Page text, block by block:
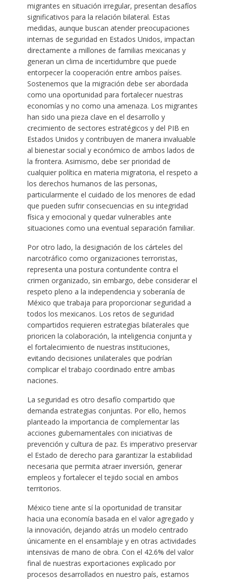
migrantes en situación irregular, presentan desafíos
significativos para la relación bilateral. Estas
medidas, aunque buscan atender preocupaciones
internas de seguridad en Estados Unidos, impactan
directamente a millones de familias mexicanas y
generan un clima de incertidumbre que puede
entorpecer la cooperación entre ambos países.
Sostenemos que la migración debe ser abordada
como una oportunidad para fortalecer nuestras
economías y no como una amenaza. Los migrantes
han sido una pieza clave en el desarrollo y
crecimiento de sectores estratégicos y del PIB en
Estados Unidos y contribuyen de manera invaluable
al bienestar social y económico de ambos lados de
la frontera. Asimismo, debe ser prioridad de
cualquier política en materia migratoria, el respeto a
los derechos humanos de las personas,
particularmente el cuidado de los menores de edad
que pueden sufrir consecuencias en su integridad
física y emocional y quedar vulnerables ante
situaciones como una eventual separación familiar.
Por otro lado, la designación de los cárteles del
narcotráfico como organizaciones terroristas,
representa una postura contundente contra el
crimen organizado, sin embargo, debe considerar el
respeto pleno a la independencia y soberanía de
México que trabaja para proporcionar seguridad a
todos los mexicanos. Los retos de seguridad
compartidos requieren estrategias bilaterales que
prioricen la colaboración, la inteligencia conjunta y
el fortalecimiento de nuestras instituciones,
evitando decisiones unilaterales que podrían
complicar el trabajo coordinado entre ambas
naciones.
La seguridad es otro desafío compartido que
demanda estrategias conjuntas. Por ello, hemos
planteado la importancia de complementar las
acciones gubernamentales con iniciativas de
prevención y cultura de paz. Es imperativo preservar
el Estado de derecho para garantizar la estabilidad
necesaria que permita atraer inversión, generar
empleos y fortalecer el tejido social en ambos
territorios.
México tiene ante sí la oportunidad de transitar
hacia una economía basada en el valor agregado y
la innovación, dejando atrás un modelo centrado
únicamente en el ensamblaje y en otras actividades
intensivas de mano de obra. Con el 42.6% del valor
final de nuestras exportaciones explicado por
procesos desarrollados en nuestro país, estamos